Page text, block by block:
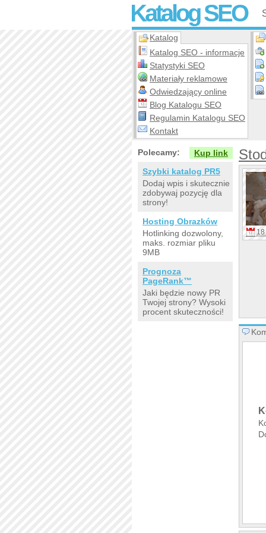
Katalog SEO
Katalog
Katalog SEO - informacje
Statystyki SEO
Materiały reklamowe
Odwiedzający online
Blog Katalogu SEO
Regulamin Katalogu SEO
Kontakt
18
Polecamy:
Kup link
Szybki katalog PR5
Dodaj wpis i skutecznie
zdobywaj pozycję dla
strony!
Hosting Obrazków
Hotlinking dozwolony,
maks. rozmiar pliku
9MB
Prognoza
PageRank™
Jaki będzie nowy PR
Twojej strony? Wysoki
procent skuteczności!